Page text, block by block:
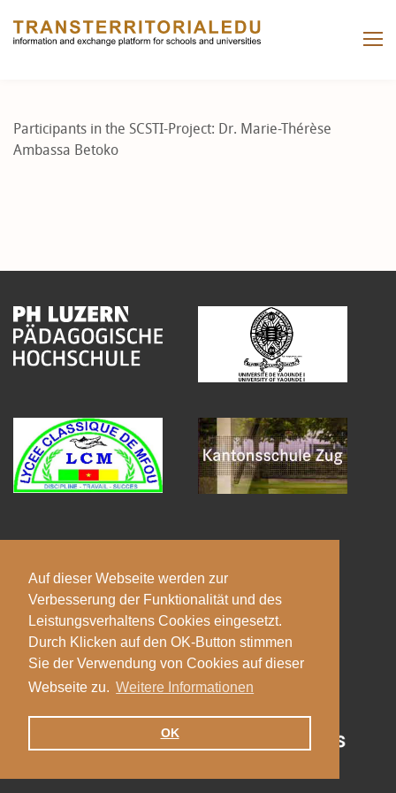
Auf dieser Webseite werden zur
Verbesserung der Funktionalität und des
Leistungsverhaltens Cookies eingesetzt.
Durch Klicken auf den OK-Button stimmen
Sie der Verwendung von Cookies auf dieser
Webseite zu. Weitere Informationen
OK
Participants in the SCSTI-Project: Dr. Marie-Thérèse
Ambassa Betoko
Pädagogische Hochschule Luzern
Impressum